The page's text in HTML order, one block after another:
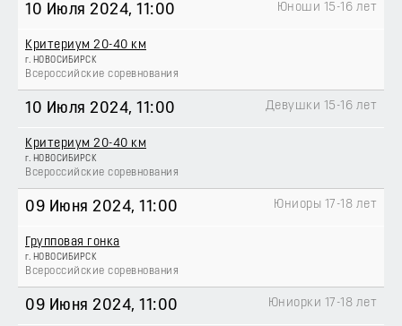
10 Июля 2024, 11:00
Критериум 20-40 км
г. НОВОСИБИРСК
Всероссийские соревнования
Юноши 15-16 лет
10 Июля 2024, 11:00
Критериум 20-40 км
г. НОВОСИБИРСК
Всероссийские соревнования
Девушки 15-16 лет
09 Июня 2024, 11:00
Групповая гонка
г. НОВОСИБИРСК
Всероссийские соревнования
Юниоры 17-18 лет
09 Июня 2024, 11:00 Юниорки 17-18 лет